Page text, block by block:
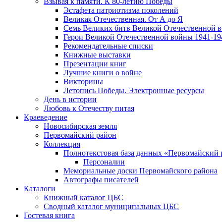
Эcтафета патриотизма поколений
Великая Отечественная. От А до Я
Семь Великих битв Великой Отечественной
Герои Великой Отечественной войны 1941-
Рекомендательные списки
Книжные выставки
Презентации книг
Лучшие книги о войне
Викторины
Летопись Победы. Электронные ресурсы
День в истории
Любовь к Отечеству питая
Краеведение
Новосибирская земля
Первомайский район
Коллекция
Полнотекстовая база данных «Первомайский
Персоналии
Мемориальные доски Первомайского района
Автографы писателей
Каталоги
Книжный каталог ЦБС
Сводный каталог муниципальных ЦБС
Гостевая книга